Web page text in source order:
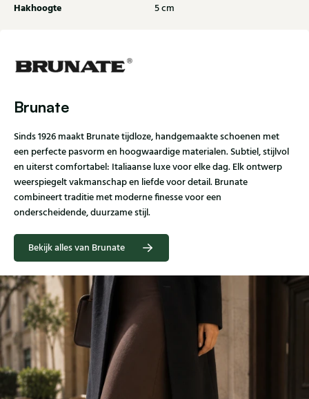
Hakhoogte 5 cm
Brunate
Sinds 1926 maakt Brunate tijdloze, handgemaakte schoenen met
een perfecte pasvorm en hoogwaardige materialen. Subtiel, stijlvol
en uiterst comfortabel: Italiaanse luxe voor elke dag. Elk ontwerp
weerspiegelt vakmanschap en liefde voor detail. Brunate
combineert traditie met moderne finesse voor een
onderscheidende, duurzame stijl.
Bekijk alles van Brunate